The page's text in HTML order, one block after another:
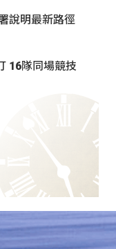
說明最新路徑
16隊同場競技